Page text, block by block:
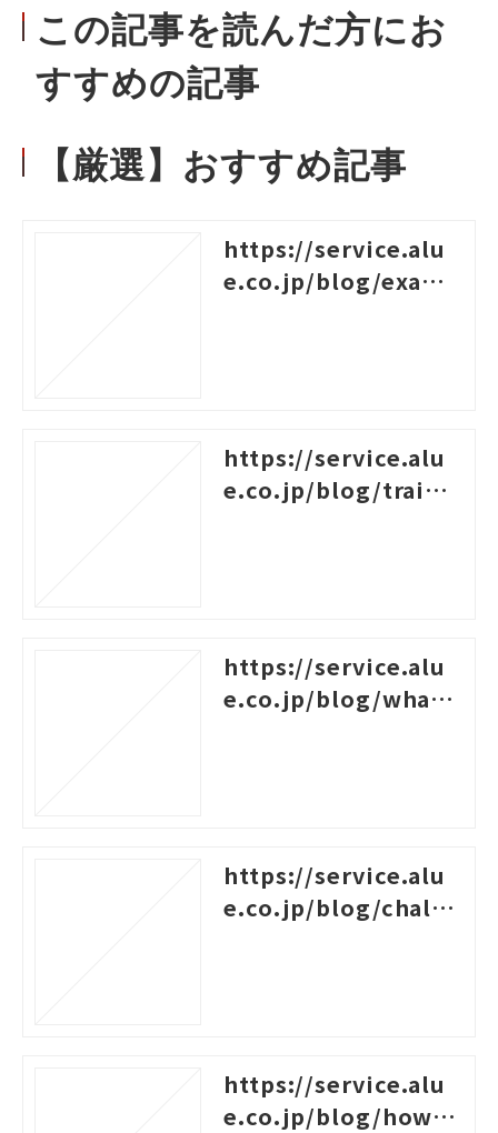
この記事を読んだ方にお
すすめの記事
【厳選】おすすめ記事
https://service.alu
e.co.jp/blog/examp
https://service.alu
e.co.jp/blog/traini
https://service.alu
e.co.jp/blog/what-i
https://service.alu
e.co.jp/blog/challe
https://service.alu
e.co.jp/blog/how-t